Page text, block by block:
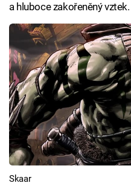
a hluboce zakořeněný vztek.
Skaar